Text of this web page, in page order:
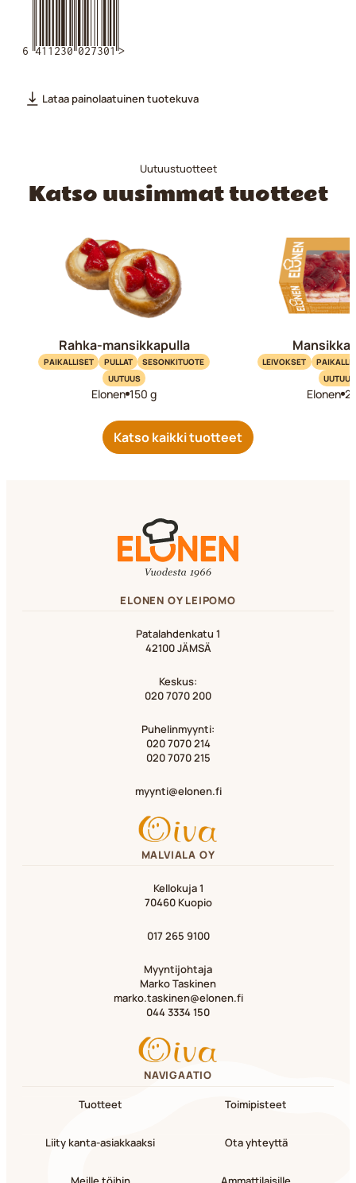
Lataa painolaatuinen tuotekuva
Uutuustuotteet
Katso uusimmat tuotteet
Rahka-mansikkapulla
PAIKALLISET PULLAT
SESONKITUOTE
UUTUUS
Elonen 150 g
LEIVOKSET
UUTUUS
Elonen
Katso kaikki tuotteet
ELONEN OY LEIPOMO
Patalahdenkatu 1
42100 JÄMSÄ
Keskus:
020 7070 200
Puhelinmyynti:
020 7070 214
020 7070 215
myynti@elonen.fi
MALVIALA OY
Kellokuja 1
70460 Kuopio
017 265 9100
Myyntijohtaja
Marko Taskinen
marko.taskinen@elonen.fi
044 3334 150
NAVIGAATIO
Tuotteet Toimipisteet
Liity kanta-asiakkaaksi Ota yhteyttä